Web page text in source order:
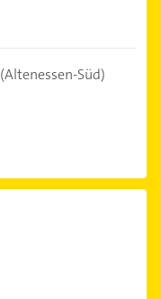
(Altenessen-Süd)